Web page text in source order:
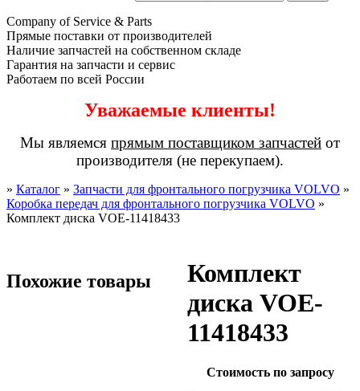
Company of Service & Parts
Прямые поставки от производителей
Наличие запчастей на собственном складе
Гарантия на запчасти и сервис
Работаем по всей России
Уважаемые клиенты!
Мы являемся прямым поставщиком запчастей от
производителя (не перекупаем).
» Каталог » Запчасти для фронтального погрузчика VOLVO »
Коробка передач для фронтального погрузчика VOLVO »
Комплект диска VOE-11418433
Комплект
диска VOE-
11418433
Стоимость по запросу
Похожие товары